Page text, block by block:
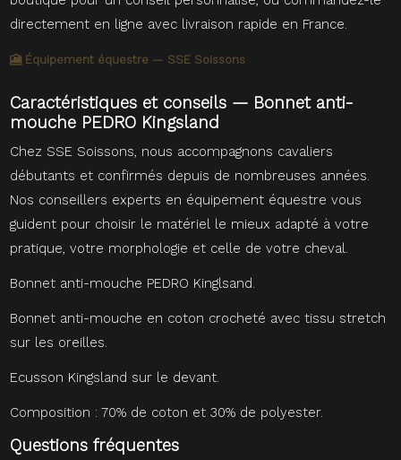
directement en ligne avec livraison rapide en France.
🎦 Équipement équestre — SSE Soissons
Caractéristiques et conseils — Bonnet anti-
mouche PEDRO Kingsland
Chez SSE Soissons, nous accompagnons cavaliers
débutants et confirmés depuis de nombreuses années.
Nos conseillers experts en équipement équestre vous
guident pour choisir le matériel le mieux adapté à votre
pratique, votre morphologie et celle de votre cheval.
Bonnet anti-mouche PEDRO Kinglsand.
Bonnet anti-mouche en coton crocheté avec tissu stretch
sur les oreilles.
Ecusson Kingsland sur le devant.
Composition : 70% de coton et 30% de polyester.
Questions fréquentes